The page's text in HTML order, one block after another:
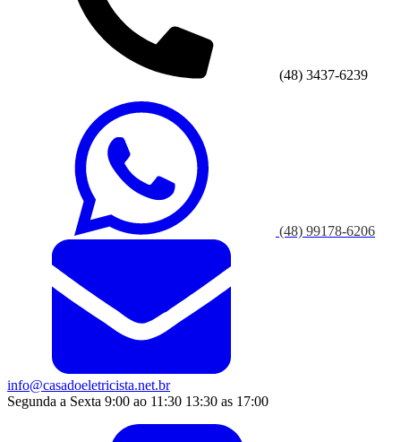
(48) 3437-6239
(48) 99178-6206
info@casadoeletricista.net.br
Segunda a Sexta 9:00 ao 11:30 13:30 as 17:00